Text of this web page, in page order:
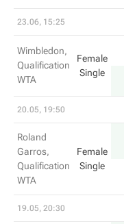
23.06, 15:25
Wimbledon,
Qualification
WTA
Female
Single
20.05, 19:50
Roland
Garros,
Qualification
WTA
Female
Single
19.05, 20:30